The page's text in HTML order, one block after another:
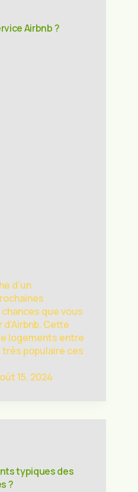
Airbnb ?
d’un
que vous
Cette
logements entre
populaire ces
15, 2024
typiques des
?